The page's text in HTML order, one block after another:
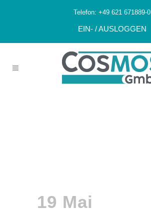
Telefon: +49 621 671889-0
EIN- / AUSLOGGEN
19 Mai